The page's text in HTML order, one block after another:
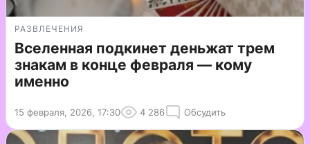
РАЗВЛЕЧЕНИЯ
Вселенная подкинет деньжат трем
знакам в конце февраля — кому
именно
15 февраля, 2026, 17:30 4 286 Обсудить